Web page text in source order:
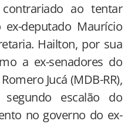
ao tentar
deputado Maurício
Hailton, por sua
a ex-senadores do
Jucá (MDB-RR),
escalão do
no governo do ex-